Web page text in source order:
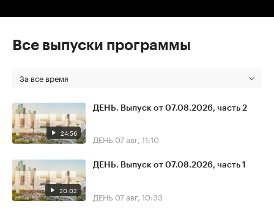
Все выпуски программы
За все время
24:56
ДЕНЬ. Выпуск от 07.08.2026, часть 2
ДЕНЬ 07 авг, 11:10
20:02
ДЕНЬ. Выпуск от 07.08.2026, часть 1
ДЕНЬ 07 авг, 10:33